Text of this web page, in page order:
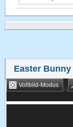
Easter Bunny
Vollbild-Modus